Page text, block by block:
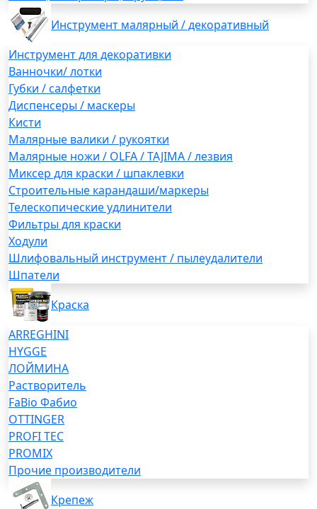
Инструмент малярный / декоративный
Инструмент для декоративки
Ванночки/ лотки
Губки / салфетки
Диспенсеры / маскеры
Кисти
Малярные валики / рукоятки
Малярные ножи / OLFA / TAJIMA / лезвия
Миксер для краски / шпаклевки
Строительные карандаши/маркеры
Телескопические удлинители
Фильтры для краски
Ходули
Шлифовальный инструмент / пылеудалители
Шпатели
Краска
ARREGHINI
HYGGE
ЛОЙМИНА
Растворитель
FaBio Фабио
OTTINGER
PROFI TEC
PROMIX
Прочие производители
Крепеж